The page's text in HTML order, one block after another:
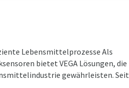
Lebensmittelprozesse Als
bietet VEGA Lösungen, die
gewährleisten. Seit